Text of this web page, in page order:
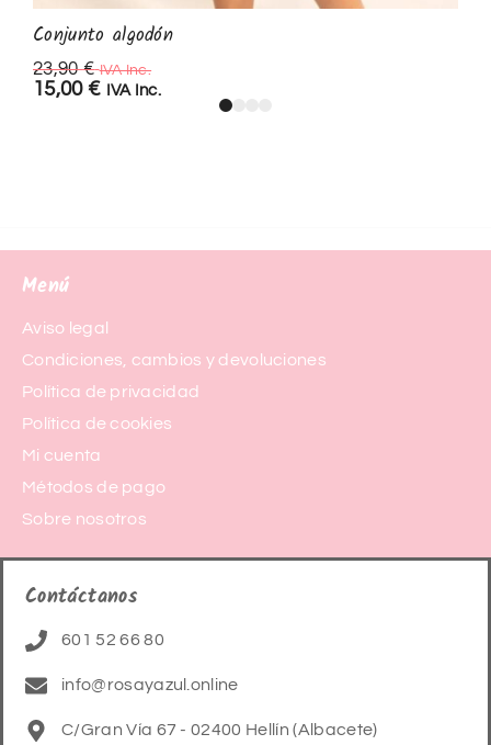
Conjunto algodón
23,90€ IVA Inc.
15,00 € IVA Inc.
Menú
Aviso legal
Condiciones, cambios y devoluciones
Política de privacidad
Política de cookies
Mi cuenta
Métodos de pago
Sobre nosotros
Contáctanos
601 52 66 80
info@rosayazul.online
C/Gran Vía 67 - 02400 Hellín (Albacete)